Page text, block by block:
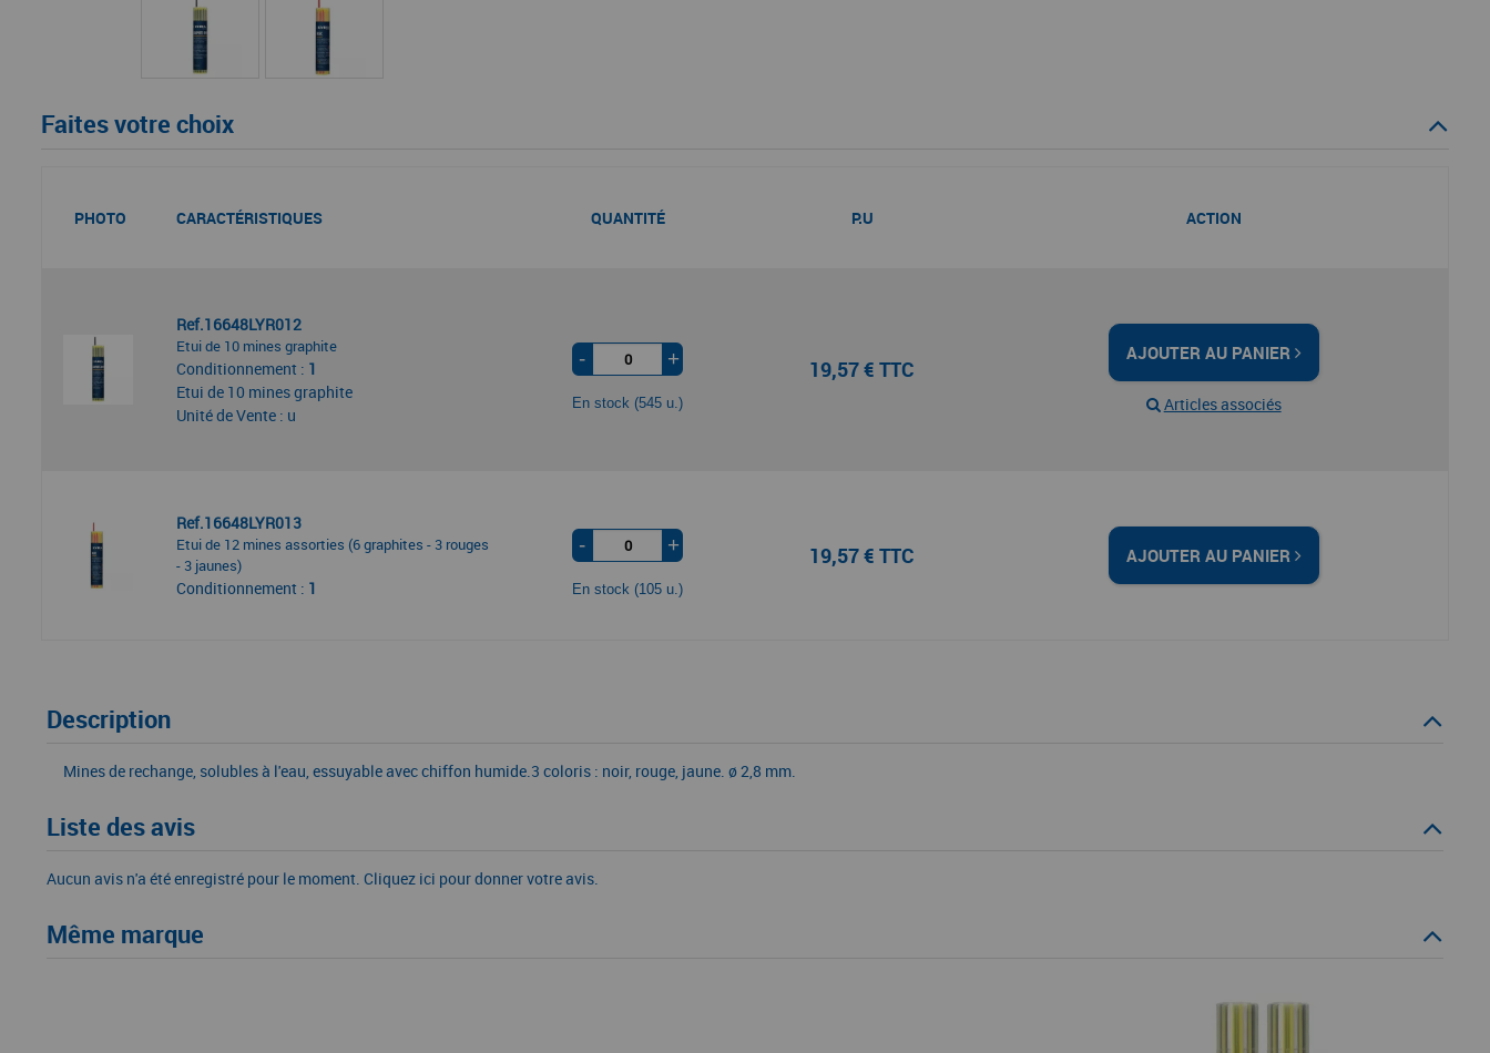
Faites votre choix
PHOTO CARACTÉRISTIQUES QUANTITÉ P.U ACTION
Ref.16648LYR012
Etui de 10 mines graphite
Conditionnement : 1
Etui de 10 mines graphite
Unité de Vente : u
- +
En stock (545 u.)
19,57 € TTC
AJOUTER AU PANIER
Articles associés
Ref.16648LYR013
Etui de 12 mines assorties (6 graphites - 3 rouges
- 3 jaunes)
Conditionnement : 1
- +
En stock (105 u.)
19,57 € TTC AJOUTER AU PANIER
Description
Mines de rechange, solubles à l'eau, essuyable avec chiffon humide.3 coloris : noir, rouge, jaune. ø 2,8 mm.
Liste des avis
Aucun avis n'a été enregistré pour le moment. Cliquez ici pour donner votre avis.
Même marque